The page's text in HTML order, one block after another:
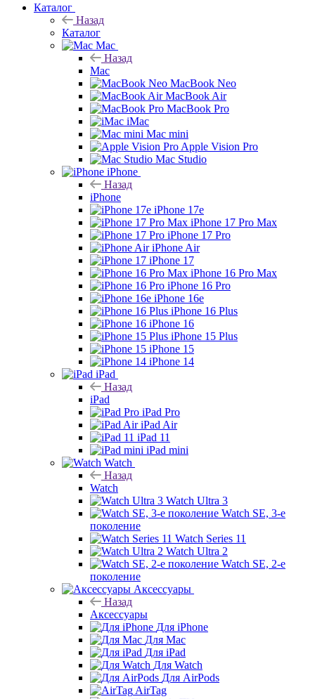
Каталог
Назад
Каталог
Mac
Назад
Mac
MacBook Neo
MacBook Air
MacBook Pro
iMac
Mac mini
Apple Vision Pro
Mac Studio
iPhone
Назад
iPhone
iPhone 17e
iPhone 17 Pro Max
iPhone 17 Pro
iPhone Air
iPhone 17
iPhone 16 Pro Max
iPhone 16 Pro
iPhone 16e
iPhone 16 Plus
iPhone 16
iPhone 15 Plus
iPhone 15
iPhone 14
iPad
Назад
iPad
iPad Pro
iPad Air
iPad 11
iPad mini
Watch
Назад
Watch
Watch Ultra 3
Watch SE, 3-е
поколение
Watch Series 11
Watch Ultra 2
Watch SE, 2-е
поколение
Аксессуары
Назад
Аксессуары
Для iPhone
Для Mac
Для iPad
Для Watch
Для AirPods
AirTag